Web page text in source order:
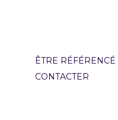
principalÊTRE RÉFÉRENCÉ
CONTACTER